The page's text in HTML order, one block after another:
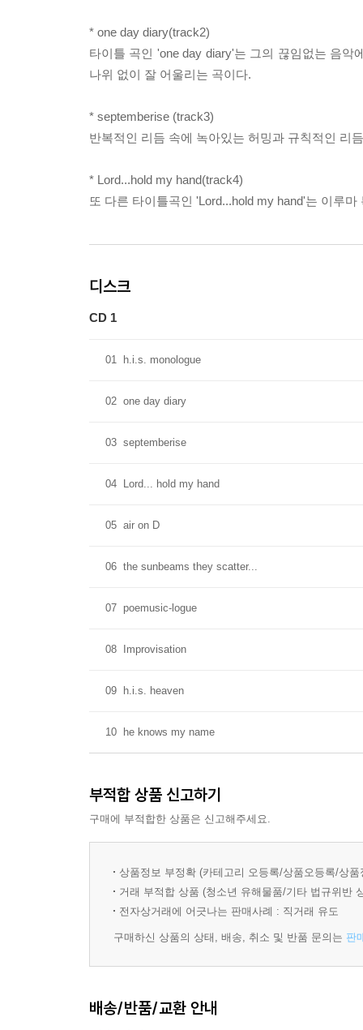
* one day diary(track2)
타이틀 곡인 'one day diary'는 그의 끊임없는 음
나위 없이 잘 어울리는 곡이다.
* septemberise (track3)
반복적인 리듬 속에 녹아있는 허밍과 규칙적인 리
* Lord...hold my hand(track4)
또 다른 타이틀곡인 'Lord...hold my hand'는 이루
디스크
CD 1
01 h.i.s. monologue
02 one day diary
03 septemberise
04 Lord... hold my hand
05 air on D
06 the sunbeams they scatter...
07 poemusic-logue
08 Improvisation
09 h.i.s. heaven
10 he knows my name
부적합 상품 신고하기
구매에 부적합한 상품은 신고해주세요.
상품정보 부정확 (카테고리 오등록/상품오등록/상
거래 부적합 상품 (청소년 유해물품/기타 법규위반
전자상거래에 어긋나는 판매사례 : 직거래 유도
구매하신 상품의 상태, 배송, 취소 및 반품 문의는 판
배송/반품/교환 안내